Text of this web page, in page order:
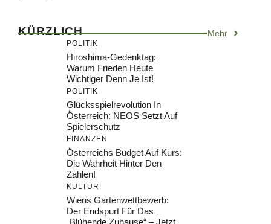
KÜRZLICH Mehr
POLITIK
Hiroshima-Gedenktag:
Warum Frieden Heute
Wichtiger Denn Je Ist!
POLITIK
Glücksspielrevolution In
Österreich: NEOS Setzt Auf
Spielerschutz
FINANZEN
Österreichs Budget Auf Kurs:
Die Wahrheit Hinter Den
Zahlen!
KULTUR
Wiens Gartenwettbewerb:
Der Endspurt Für Das
„Blühende Zuhause“ – Jetzt